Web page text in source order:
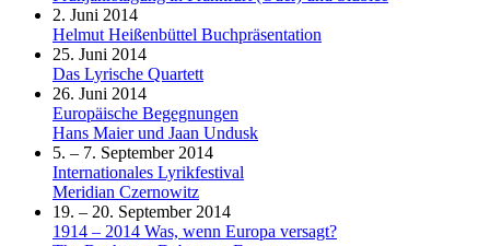
2. Juni 2014
Helmut Heißenbüttel Buchpräsentation
25. Juni 2014
Das Lyrische Quartett
26. Juni 2014
Europäische Begegnungen
Hans Maier und Jaan Undusk
5. – 7. September 2014
Internationales Lyrikfestival
Meridian Czernowitz
19. – 20. September 2014
1914 – 2014 Was, wenn Europa versagt?